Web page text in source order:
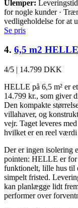
Ulemper:
for nogle kunder ·
vedligeholdelse for at
Se pris
4. 6,5 m2 HELLE
4/5 | 14.799 DKK
HELLE på 6,5 m² er
14.799 kr., som giver
Den kompakte
villahaver, og
vejr. Taget leveres
hvilket er en reel
Der er ingen isolering
pointen: HELLE er for
funktionelt, lille hus til
simpelt fristed.
kan planlægge lidt
performer over